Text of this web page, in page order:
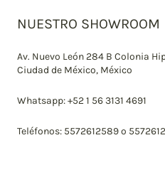
NUESTRO SHOWROOM
Av. Nuevo León 284 B Colonia
Ciudad de México, México
Whatsapp: +52 1 56 3131 4691
Teléfonos: 5572612589 o